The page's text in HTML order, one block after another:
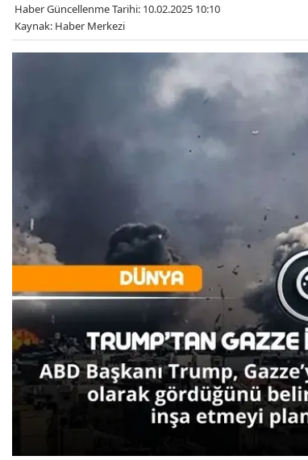
Haber Güncellenme Tarihi: 10.02.2025 10:10
Kaynak: Haber Merkezi